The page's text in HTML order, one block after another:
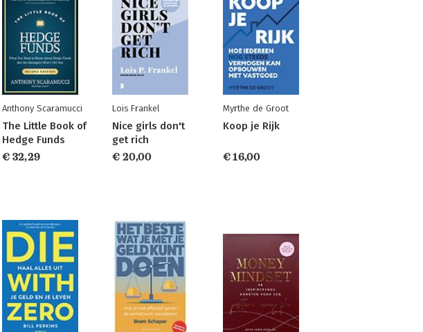
Anthony Scaramucci
The Little Book of
Hedge Funds
€ 32,29
Lois Frankel
Nice girls don't
get rich
€ 20,00
Myrthe de Groot
Koop je Rijk
€ 16,00